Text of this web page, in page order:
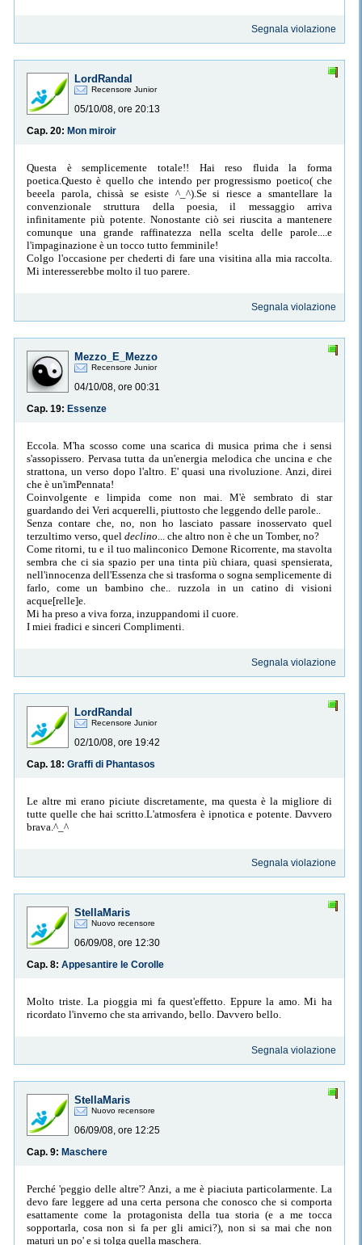
Segnala violazione
LordRandal
Recensore Junior
05/10/08, ore 20:13
Cap. 20: Mon miroir
Questa è semplicemente totale!! Hai reso fluida la forma
poetica.Questo è quello che intendo per progressismo poetico( che
beeela parola, chissà se esiste ^_^).Se si riesce a smantellare la
convenzionale struttura della poesia, il messaggio arriva
infinitamente più potente. Nonostante ciò sei riuscita a mantenere
comunque una grande raffinatezza nella scelta delle parole....e
l'impaginazione è un tocco tutto femminile!
Colgo l'occasione per chederti di fare una visitina alla mia raccolta.
Mi interesserebbe molto il tuo parere.
Segnala violazione
Mezzo_E_Mezzo
Recensore Junior
04/10/08, ore 00:31
Cap. 19: Essenze
Eccola. M'ha scosso come una scarica di musica prima che i sensi
s'assopissero. Pervasa tutta da un'energia melodica che uncina e che
strattona, un verso dopo l'altro. E' quasi una rivoluzione. Anzi, direi
che è un'imPennata!
Coinvolgente e limpida come non mai. M'è sembrato di star
guardando dei Veri acquerelli, piuttosto che leggendo delle parole..
Senza contare che, no, non ho lasciato passare inosservato quel
terzultimo verso, quel declino ... che altro non è che un Tomber, no?
Come ritorni, tu e il tuo malinconico Demone Ricorrente, ma stavolta
sembra che ci sia spazio per una tinta più chiara, quasi spensierata,
nell'innocenza dell'Essenza che si trasforma o sogna semplicemente di
farlo, come un bambino che.. ruzzola in un catino di visioni
acque[relle]e.
Mi ha preso a viva forza, inzuppandomi il cuore.
I miei fradici e sinceri Complimenti.
Segnala violazione
LordRandal
Recensore Junior
02/10/08, ore 19:42
Cap. 18: Graffi di Phantasos
Le altre mi erano piciute discretamente, ma questa è la migliore di
tutte quelle che hai scritto.L'atmosfera è ipnotica e potente. Davvero
brava.^_^
Segnala violazione
StellaMaris
Nuovo recensore
06/09/08, ore 12:30
Cap. 8: Appesantire le Corolle
Molto triste. La pioggia mi fa quest'effetto. Eppure la amo. Mi ha
ricordato l'inverno che sta arrivando, bello. Davvero bello.
Segnala violazione
StellaMaris
Nuovo recensore
06/09/08, ore 12:25
Cap. 9: Maschere
Perché 'peggio delle altre'? Anzi, a me è piaciuta particolarmente. La
devo fare leggere ad una certa persona che conosco che si comporta
esattamente come la protagonista della tua storia (e a me tocca
sopportarla, cosa non si fa per gli amici?), non si sa mai che non
maturi un po' e si tolga quella maschera.